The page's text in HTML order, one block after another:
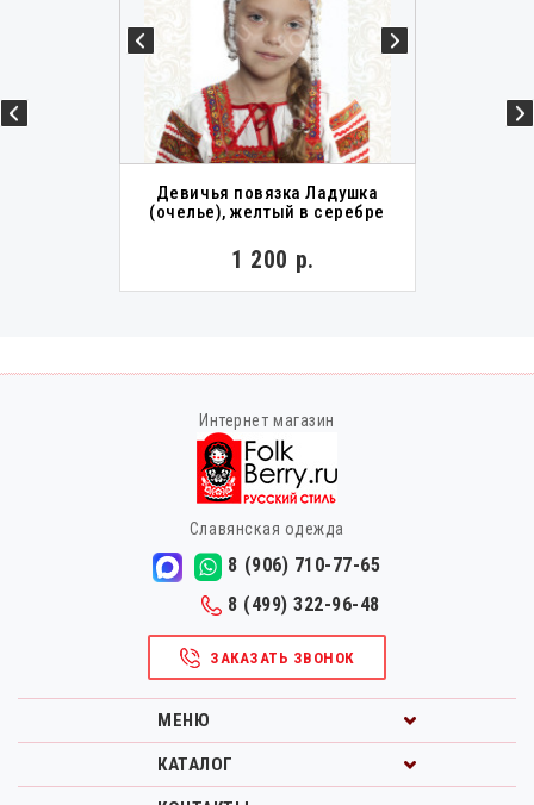
Девичья повязка Ладушка
(очелье), желтый в серебре
1 200 р.
Интернет магазин
Славянская одежда
8 (906) 710-77-65
8 (499) 322-96-48
ЗАКАЗАТЬ ЗВОНОК
МЕНЮ
КАТАЛОГ